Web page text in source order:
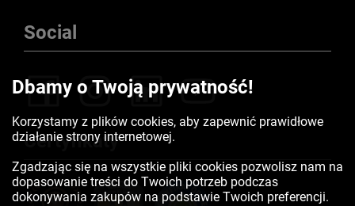
Social
Certyfikaty
Dbamy o Twoją prywatność!
Korzystamy z plików cookies, aby zapewnić prawidłowe
działanie strony internetowej.
Zgadzając się na wszystkie pliki cookies pozwolisz nam na
dopasowanie treści do Twoich potrzeb podczas
dokonywania zakupów na podstawie Twoich preferencji.